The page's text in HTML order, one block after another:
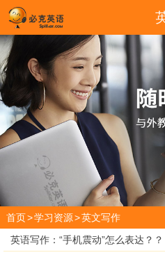
首页>学习资源>英文写作
英语写作：“手机震动”怎么表达？？